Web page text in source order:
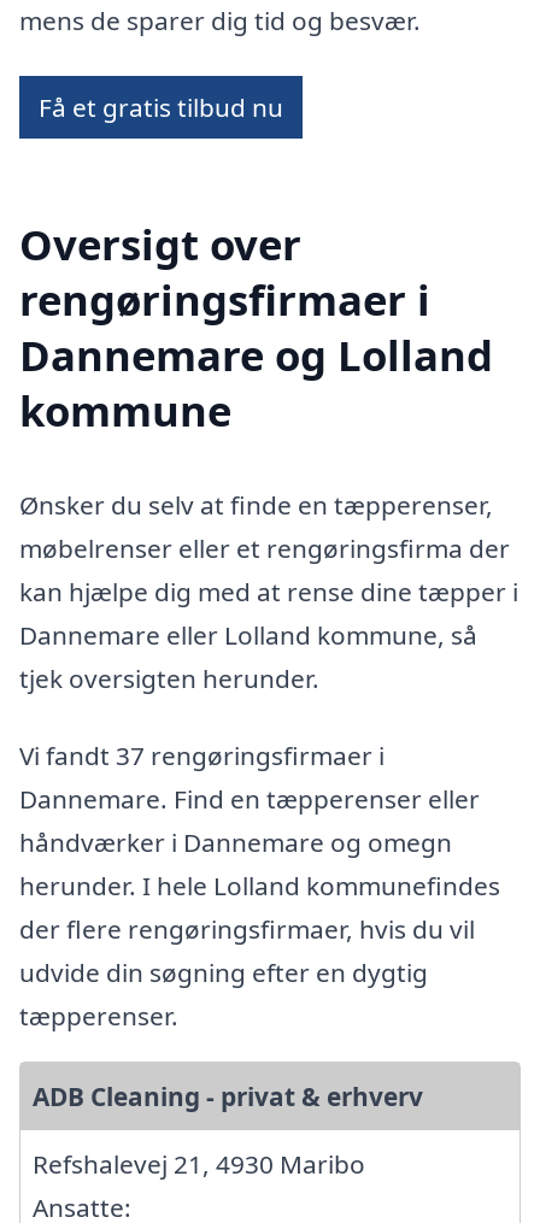
mens de sparer dig tid og besvær.
Få et gratis tilbud nu
Oversigt over
rengøringsfirmaer i
Dannemare og Lolland
kommune
Ønsker du selv at finde en tæpperenser,
møbelrenser eller et rengøringsfirma der
kan hjælpe dig med at rense dine tæpper i
Dannemare eller Lolland kommune, så
tjek oversigten herunder.
Vi fandt 37 rengøringsfirmaer i
Dannemare. Find en tæpperenser eller
håndværker i Dannemare og omegn
herunder. I hele Lolland kommunefindes
der flere rengøringsfirmaer, hvis du vil
udvide din søgning efter en dygtig
tæpperenser.
ADB Cleaning - privat & erhverv
Refshalevej 21, 4930 Maribo
Ansatte: